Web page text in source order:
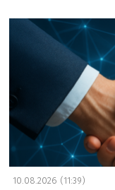
a
10.08.2026 (11:39)